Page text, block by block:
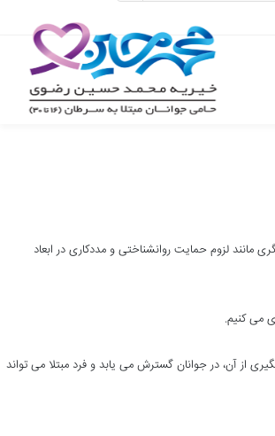
لزوم حمایت روانشناختی و مددکاری در ابعاد
می کنیم.
از آن، در جوانان گسترش می یابد و فرد مبتلا می تواند